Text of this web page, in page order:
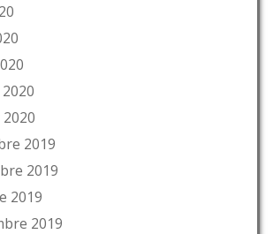
2019
2019
2019
2019